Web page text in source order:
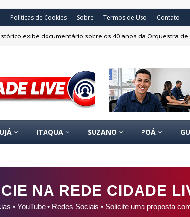
Políticas de Cookies Sobre Termos de Uso Contato
exibe documentário sobre os 40 anos da Orquestra de
ITAQUA SUZANO POÁ
NA REDE CIDADE
• YouTube • Redes Sociais • Solicite uma proposta